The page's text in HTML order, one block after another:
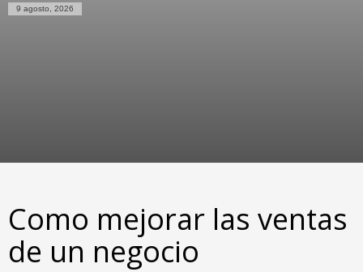
9 agosto, 2026
Como mejorar las ventas
de un negocio